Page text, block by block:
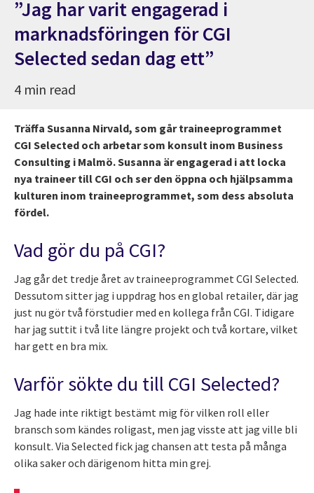
”Jag har varit engagerad i
marknadsföringen för CGI
Selected sedan dag ett”
4 min read
Träffa Susanna Nirvald, som går traineeprogrammet
CGI Selected och arbetar som konsult inom Business
Consulting i Malmö. Susanna är engagerad i att locka
nya traineer till CGI och ser den öppna och hjälpsamma
kulturen inom traineeprogrammet, som dess absoluta
fördel.
Vad gör du på CGI?
Jag går det tredje året av traineeprogrammet CGI Selected.
Dessutom sitter jag i uppdrag hos en global retailer, där jag
just nu gör två förstudier med en kollega från CGI. Tidigare
har jag suttit i två lite längre projekt och två kortare, vilket
har gett en bra mix.
Varför sökte du till CGI Selected?
Jag hade inte riktigt bestämt mig för vilken roll eller
bransch som kändes roligast, men jag visste att jag ville bli
konsult. Via Selected fick jag chansen att testa på många
olika saker och därigenom hitta min grej.